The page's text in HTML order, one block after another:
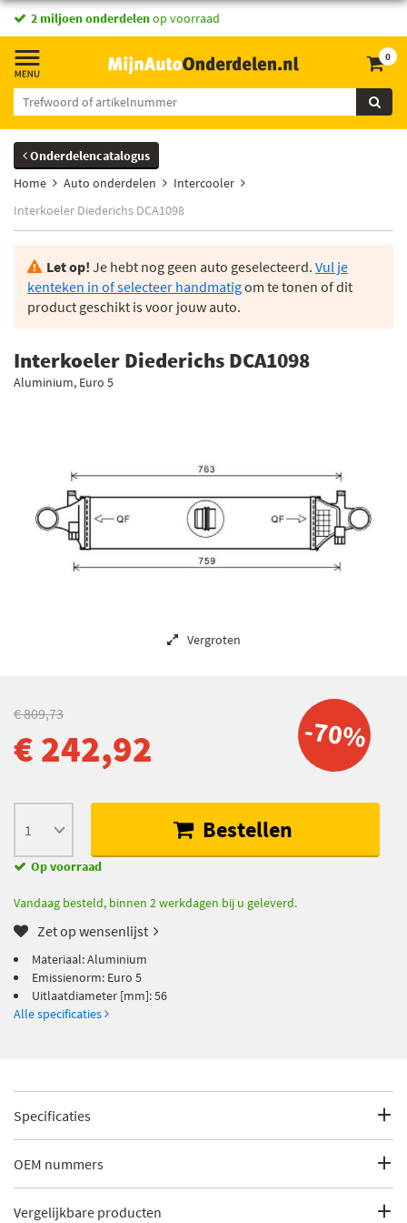
2 miljoen onderdelenop voorraad
0
Onderdelencatalogus
Home
Auto onderdelen
Intercooler
Interkoeler Diederichs DCA1098
Let op! Je hebt nog geen auto geselecteerd. Vul je
kenteken in of selecteer handmatigom te tonen of dit
product geschikt is voor jouw auto.
Interkoeler Diederichs DCA1098
Aluminium, Euro 5
Vergroten
-70%
€ 809,73
€ 242,92
Bestellen
Op voorraad
Vandaag besteld, binnen 2 werkdagen bij u geleverd.
Zet op wensenlijst
Materiaal: Aluminium
Emissienorm: Euro 5
Uitlaatdiameter [mm]: 56
Alle specificaties
Specificaties
Fabrikantcode
OEM nummers
Mercedes
Vergelijkbare producten